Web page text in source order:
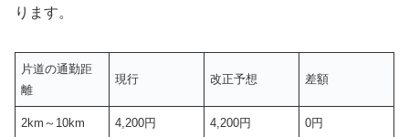
ります。
片道の通勤距
離
現行 改正予想 差額
2km～10km 4,200円 4,200円 0円